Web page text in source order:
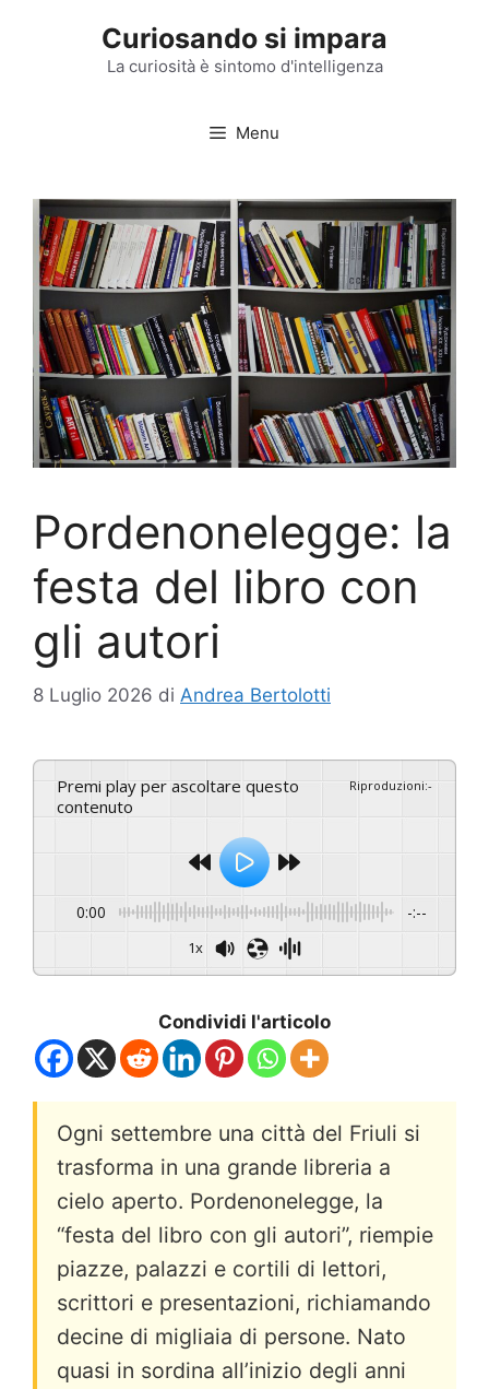
Curiosando si impara
La curiosità è sintomo d'intelligenza
Menu
Pordenonelegge: la
festa del libro con
gli autori
8 Luglio 2026 di Andrea Bertolotti
Premi play per ascoltare questo
contenuto
Riproduzioni:-
0:00 -:--
1x
Condividi l'articolo
Ogni settembre una città del Friuli si
trasforma in una grande libreria a
cielo aperto. Pordenonelegge, la
“festa del libro con gli autori”, riempie
piazze, palazzi e cortili di lettori,
scrittori e presentazioni, richiamando
decine di migliaia di persone. Nato
quasi in sordina all’inizio degli anni